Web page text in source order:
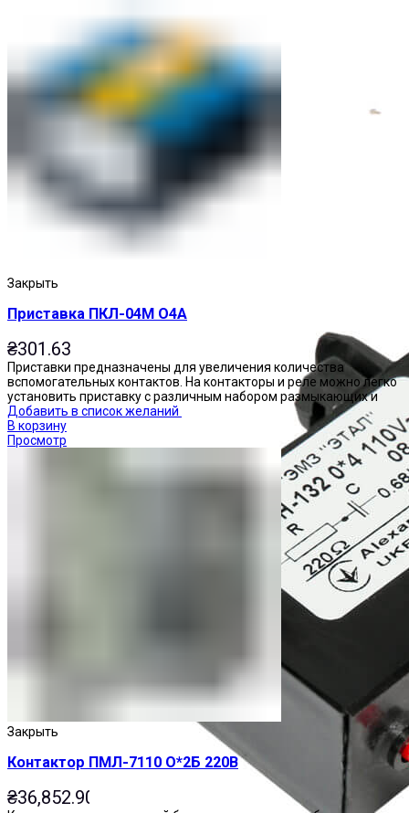
Приставки выдержки времени
Закрыть
Приставка ПКЛ-04М О4А
₴301.63
Приставки предназначены для увеличения количества
вспомогательных контактов. На контакторы и реле можно легко
установить приставку с различным набором размыкающих и
Добавить в список желаний
В корзину
Просмотр
Закрыть
Контактор ПМЛ-7110 О*2Б 220В
₴36,852.90